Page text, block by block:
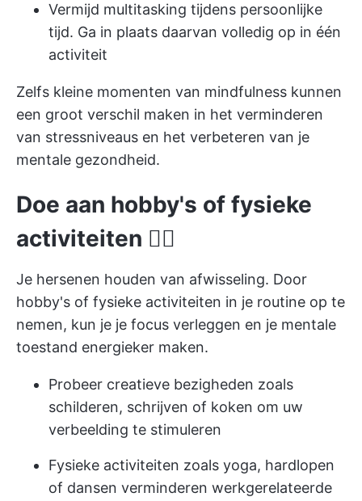
Vermijd multitasking tijdens persoonlijke
tijd. Ga in plaats daarvan volledig op in één
activiteit
Zelfs kleine momenten van mindfulness kunnen
een groot verschil maken in het verminderen
van stressniveaus en het verbeteren van je
mentale gezondheid.
Doe aan hobby's of fysieke
activiteiten 🏄‍♀️
Je hersenen houden van afwisseling. Door
hobby's of fysieke activiteiten in je routine op te
nemen, kun je je focus verleggen en je mentale
toestand energieker maken.
Probeer creatieve bezigheden zoals
schilderen, schrijven of koken om uw
verbeelding te stimuleren
Fysieke activiteiten zoals yoga, hardlopen
of dansen verminderen werkgerelateerde